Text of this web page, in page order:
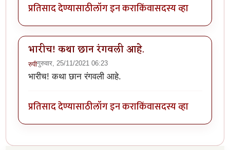
प्रतिसाद देण्यासाठीलॉग इन कराकिंवासदस्य व्हा
भारीच! कथा छान रंगवली आहे.
रुपीगुरुवार, 25/11/2021 06:23
भारीच! कथा छान रंगवली आहे.
प्रतिसाद देण्यासाठीलॉग इन कराकिंवासदस्य व्हा